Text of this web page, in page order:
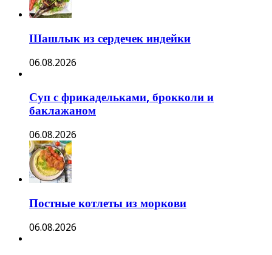
Шашлык из сердечек индейки
06.08.2026
Суп с фрикадельками, брокколи и
баклажаном
06.08.2026
Постные котлеты из моркови
06.08.2026